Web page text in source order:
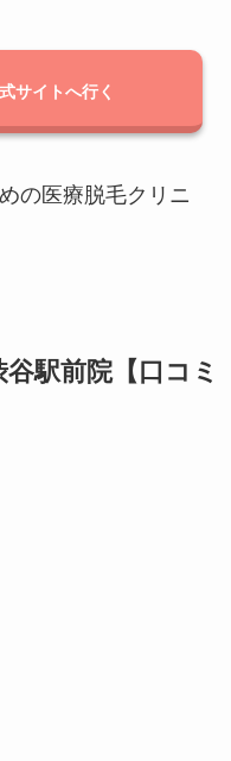
サイトへ行く
の医療脱毛クリニ
駅前院【口コミ